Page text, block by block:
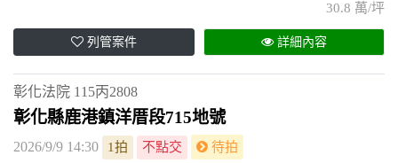
30.8 萬/坪
列管案件 詳細內容
彰化法院 115丙2808
彰化縣鹿港鎮洋厝段715地號
2026/9/9 14:30 1拍 不點交 待拍